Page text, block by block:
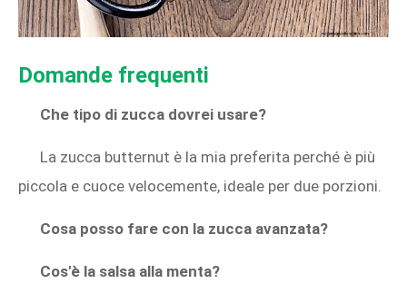
Domande frequenti
Che tipo di zucca dovrei usare?
La zucca butternut è la mia preferita perché è più
piccola e cuoce velocemente, ideale per due porzioni.
Cosa posso fare con la zucca avanzata?
Cos'è la salsa alla menta?